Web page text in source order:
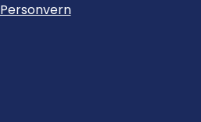
Personvern